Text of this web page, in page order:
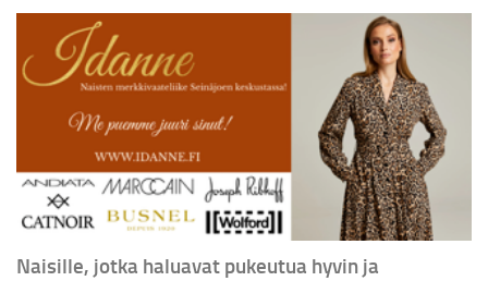
Naisille, jotka haluavat pukeutua hyvin ja